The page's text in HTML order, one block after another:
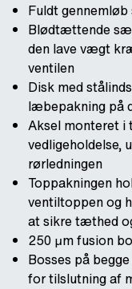
Fuldt
Blødtættende
den lave vægt
ventilen
Disk med
læbepakning på
Aksel monteret i
vedligeholdelse,
rørledningen
Toppakningen
ventiltoppen og
at sikre tæthed
250 μm fusion
Bosses på
for tilslutning af